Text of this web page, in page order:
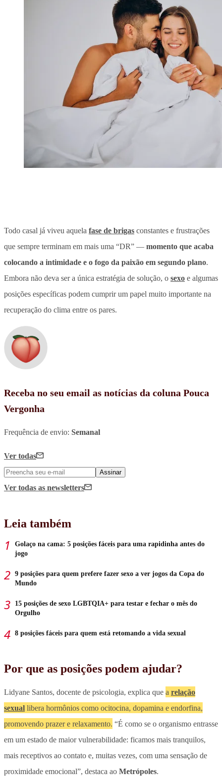
Todo casal já viveu aquela fase de brigas constantes e frustrações
que sempre terminam em mais uma “DR” — momento que acaba
colocando a intimidade e o fogo da paixão em segundo plano.
Embora não deva ser a única estratégia de solução, o sexo e algumas
posições específicas podem cumprir um papel muito importante na
recuperação do clima entre os pares.
Receba no seu email as notícias da coluna Pouca
Vergonha
Frequência de envio: Semanal
Ver todas
Assinar
Ver todas as newsletters
Leia também
Golaço na cama: 5 posições fáceis para uma rapidinha antes do
jogo
9 posições para quem prefere fazer sexo a ver jogos da Copa do
Mundo
15 posições de sexo LGBTQIA+ para testar e fechar o mês do
Orgulho
8 posições fáceis para quem está retomando a vida sexual
Por que as posições podem ajudar?
Lidyane Santos, docente de psicologia, explica que a relação
sexual libera hormônios como ocitocina, dopamina e endorfina,
promovendo prazer e relaxamento. “É como se o organismo entrasse
em um estado de maior vulnerabilidade: ficamos mais tranquilos,
mais receptivos ao contato e, muitas vezes, com uma sensação de
proximidade emocional”, destaca ao Metrópoles.